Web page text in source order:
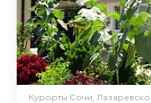
Курорты Сочи,